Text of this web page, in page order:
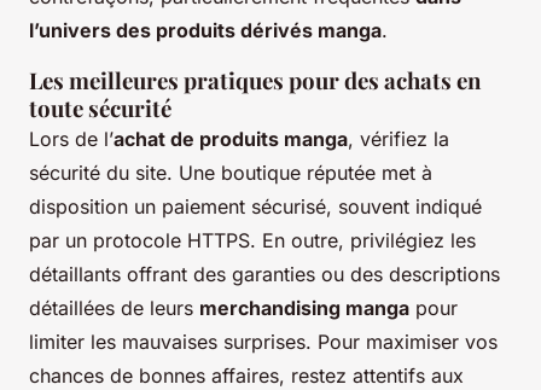
l’univers des produits dérivés manga.
Les meilleures pratiques pour des achats en
toute sécurité
Lors de l’achat de produits manga, vérifiez la
sécurité du site. Une boutique réputée met à
disposition un paiement sécurisé, souvent indiqué
par un protocole HTTPS. En outre, privilégiez les
détaillants offrant des garanties ou des descriptions
détaillées de leurs merchandising manga pour
limiter les mauvaises surprises. Pour maximiser vos
chances de bonnes affaires, restez attentifs aux